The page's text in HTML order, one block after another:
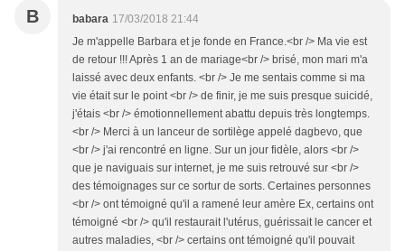
B babara 17/03/2018 21:44
Je m'appelle Barbara et je fonde en France.<br /> Ma vie est
de retour !!! Après 1 an de mariage<br /> brisé, mon mari m'a
laissé avec deux enfants. <br /> Je me sentais comme si ma
vie était sur le point <br /> de finir, je me suis presque suicidé,
j'étais <br /> émotionnellement abattu depuis très longtemps.
<br /> Merci à un lanceur de sortilège appelé dagbevo, que
<br /> j'ai rencontré en ligne. Sur un jour fidèle, alors <br />
que je naviguais sur internet, je me suis retrouvé sur <br />
des témoignages sur ce sortur de sorts. Certaines personnes
<br /> ont témoigné qu'il a ramené leur amère Ex, certains ont
témoigné <br /> qu'il restaurait l'utérus, guérissait le cancer et
autres maladies, <br /> certains ont témoigné qu'il pouvait